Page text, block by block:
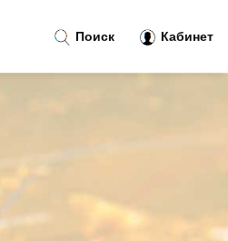
Поиск Кабинет